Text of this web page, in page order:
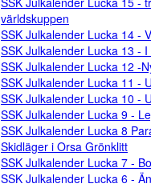
världskuppen
SSK Julkalender Lucka 14 -
SSK Julkalender Lucka 13 -
SSK Julkalender Lucka 12 -
SSK Julkalender Lucka 11 -
SSK Julkalender Lucka 10 -
SSK Julkalender Lucka 9 -
SSK Julkalender Lucka 8
Skidläger i Orsa Grönklitt
SSK Julkalender Lucka 7 -
SSK Julkalender Lucka 6 -